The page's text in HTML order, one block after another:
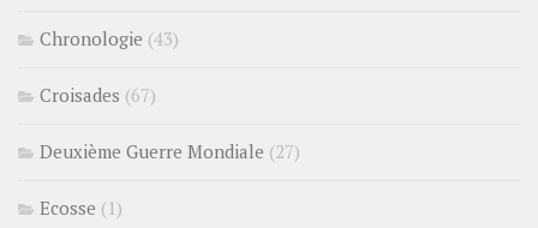
Chronologie (43)
Croisades (67)
Deuxième Guerre Mondiale (27)
Ecosse (1)